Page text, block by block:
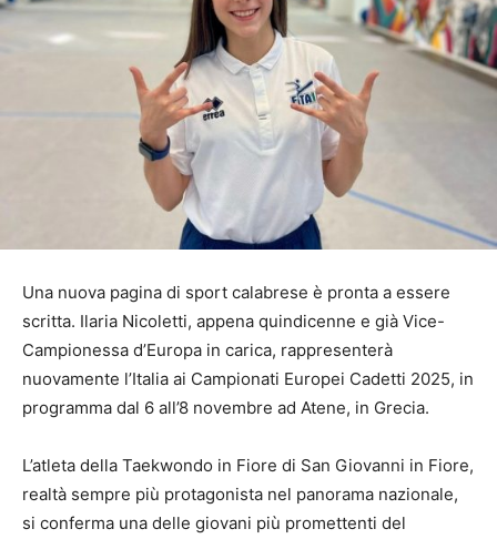
Una nuova pagina di sport calabrese è pronta a essere
scritta. Ilaria Nicoletti, appena quindicenne e già Vice-
Campionessa d’Europa in carica, rappresenterà
nuovamente l’Italia ai Campionati Europei Cadetti 2025, in
programma dal 6 all’8 novembre ad Atene, in Grecia.
L’atleta della Taekwondo in Fiore di San Giovanni in Fiore,
realtà sempre più protagonista nel panorama nazionale,
si conferma una delle giovani più promettenti del